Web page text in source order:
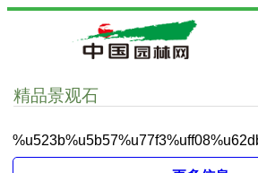
精品景观石